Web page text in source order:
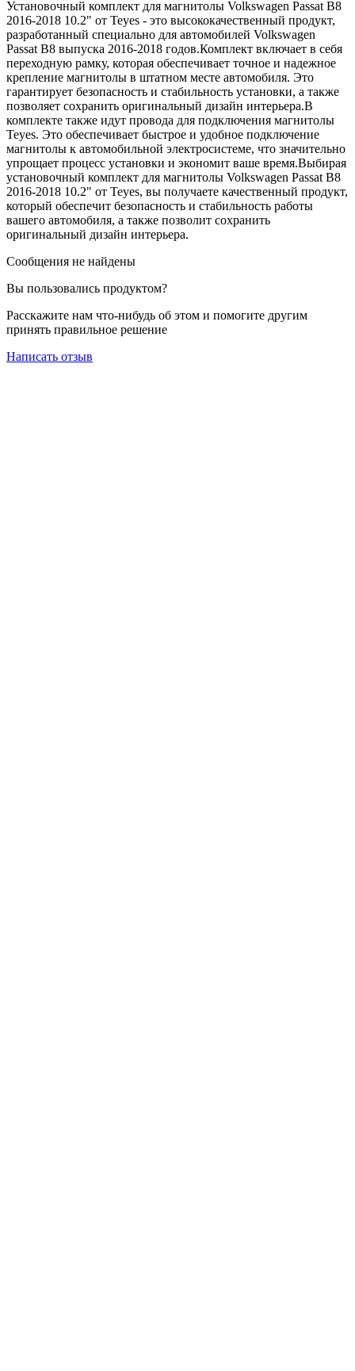
Установочный комплект для магнитолы Volkswagen Passat B8
2016-2018 10.2" от Teyes - это высококачественный продукт,
разработанный специально для автомобилей Volkswagen
Passat B8 выпуска 2016-2018 годов.Комплект включает в себя
переходную рамку, которая обеспечивает точное и надежное
крепление магнитолы в штатном месте автомобиля. Это
гарантирует безопасность и стабильность установки, а также
позволяет сохранить оригинальный дизайн интерьера.В
комплекте также идут провода для подключения магнитолы
Teyes. Это обеспечивает быстрое и удобное подключение
магнитолы к автомобильной электросистеме, что значительно
упрощает процесс установки и экономит ваше время.Выбирая
установочный комплект для магнитолы Volkswagen Passat B8
2016-2018 10.2" от Teyes, вы получаете качественный продукт,
который обеспечит безопасность и стабильность работы
вашего автомобиля, а также позволит сохранить
оригинальный дизайн интерьера.
Сообщения не найдены
Вы пользовались продуктом?
Расскажите нам что-нибудь об этом и помогите другим
принять правильное решение
Написать отзыв